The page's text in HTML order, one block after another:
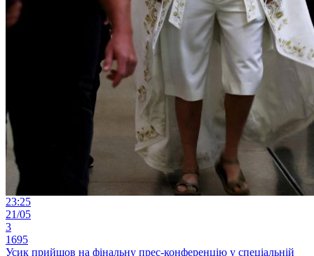
23:25
21/05
3
1695
Усик прийшов на фінальну прес-конференцію у спеціальній